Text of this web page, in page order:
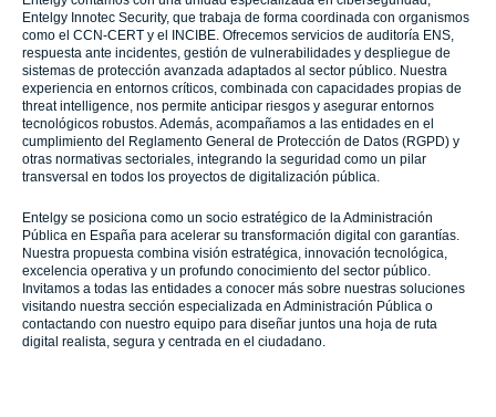
Entelgy Innotec Security, que trabaja de forma coordinada con organismos
como el CCN-CERT y el INCIBE. Ofrecemos servicios de auditoría ENS,
respuesta ante incidentes, gestión de vulnerabilidades y despliegue de
sistemas de protección avanzada adaptados al sector público. Nuestra
experiencia en entornos críticos, combinada con capacidades propias de
threat intelligence, nos permite anticipar riesgos y asegurar entornos
tecnológicos robustos. Además, acompañamos a las entidades en el
cumplimiento del Reglamento General de Protección de Datos (RGPD) y
otras normativas sectoriales, integrando la seguridad como un pilar
transversal en todos los proyectos de digitalización pública.
Entelgy se posiciona como un socio estratégico de la Administración
Pública en España para acelerar su transformación digital con garantías.
Nuestra propuesta combina visión estratégica, innovación tecnológica,
excelencia operativa y un profundo conocimiento del sector público.
Invitamos a todas las entidades a conocer más sobre nuestras soluciones
visitando nuestra sección especializada en Administración Pública o
contactando con nuestro equipo para diseñar juntos una hoja de ruta
digital realista, segura y centrada en el ciudadano.